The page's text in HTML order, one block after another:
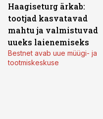
Haagiseturg ärkab:
tootjad kasvatavad
mahtu ja valmistuvad
uueks laienemiseks
Bestnet avab uue müügi- ja
tootmiskeskuse